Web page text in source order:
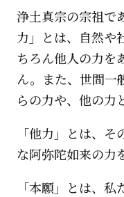
浄土真宗の宗祖で
力」とは、自然や
ちろん他人の力を
ん。また、世間一
らの力や、他の力
「他力」とは、
な阿弥陀如来の力
「本願」とは、